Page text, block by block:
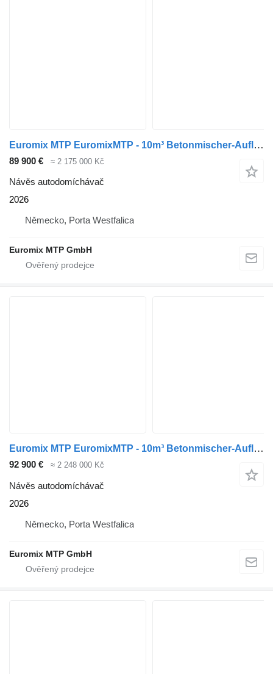
Euromix MTP EuromixMTP - 10m³ Betonmischer-Auflieger
89 900 € ≈ 2 175 000 Kč
Návěs autodomíchávač
2026
Německo, Porta Westfalica
Euromix MTP GmbH
Euromix MTP EuromixMTP - 10m³ Betonmischer-Auflieger
92 900 € ≈ 2 248 000 Kč
Návěs autodomíchávač
2026
Německo, Porta Westfalica
Euromix MTP GmbH